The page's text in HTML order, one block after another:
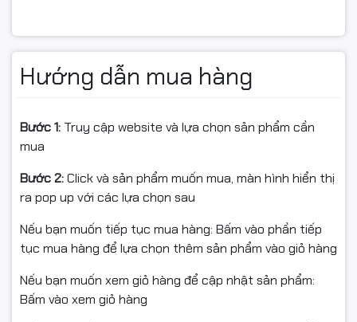
các loại máy in hiện có trên thị trường, từ các dòng
máy in văn phòng như HP, Canon, Epson đến các máy in
gia đình phổ biến. Ngoài ra, cáp còn hỗ trợ kết nối với
nhiều thiết bị khác như scanner, máy fax, giúp bạn sử
Ứng Dụng Rộng Rãi
VEGGIEG VU205 là lựa chọn hoàn hảo cho các nhu cầu
kết nối máy in tại gia đình, văn phòng hay bất kỳ môi
trường làm việc nào. Với khả năng truyền tải dữ liệu ổn
các yêu cầu công việc, từ việc in tài liệu thường ngày
đến các tác vụ in ấn chuyên nghiệp.
Hướng dẫn mua hàng
Bước 1: Truy cập website và lựa chọn sản phẩm cần
mua
Bước 2:Click và sản phẩm muốn mua, màn hình hiển thị
ra pop up với các lựa chọn sau
Nếu bạn muốn tiếp tục mua hàng: Bấm vào phần tiếp
tục mua hàng để lựa chọn thêm sản phẩm vào giỏ hàng
Nếu bạn muốn xem giỏ hàng để cập nhật sản phẩm:
Bấm vào xem giỏ hàng